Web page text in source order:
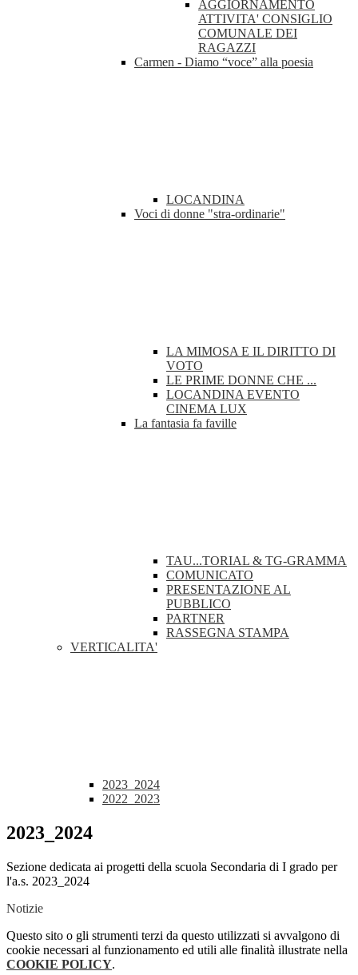
AGGIORNAMENTO
ATTIVITA' CONSIGLIO
COMUNALE DEI
RAGAZZI
Carmen - Diamo “voce” alla poesia
LOCANDINA
Voci di donne "stra-ordinarie"
LA MIMOSA E IL DIRITTO DI
VOTO
LE PRIME DONNE CHE ...
LOCANDINA EVENTO
CINEMA LUX
La fantasia fa faville
TAU...TORIAL & TG-GRAMMA
COMUNICATO
PRESENTAZIONE AL
PUBBLICO
PARTNER
RASSEGNA STAMPA
VERTICALITA'
2023_2024
2022_2023
2023_2024
Sezione dedicata ai progetti della scuola Secondaria di I grado per
l'a.s. 2023_2024
Notizie
Questo sito o gli strumenti terzi da questo utilizzati si avvalgono di
cookie necessari al funzionamento ed utili alle finalità illustrate nella
COOKIE POLICY.